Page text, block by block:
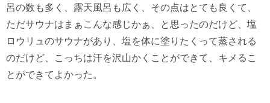
呂の数も多く、露天風呂も広く、その点はとても良くて、
ただサウナはまぁこんな感じかぁ、と思ったのだけど、塩
ロウリュのサウナがあり、塩を体に塗りたくって蒸される
のだけど、こっちは汗を沢山かくことができて、キメるこ
とができてよかった。